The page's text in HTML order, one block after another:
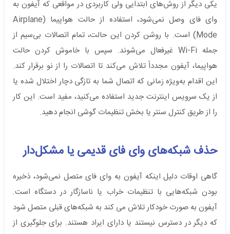
یکی دیگر از روش‌های ابتدایی ولی کاربردی در مواقعی که آیفون به
وای فای وصل نمی‌شود، استفاده از حالت هواپیما (Airplane
Mode) است. با روشن کردن این حالت، تمام اتصالات بی‌سیم از
جمله Wi-Fi غیرفعال می‌شوند. سپس با خاموش کردن حالت
هواپیما، آیفون مجدداً تلاش می‌کند تا اتصالات را از نو برقرار کند.
این اقدام به‌ویژه زمانی که اتصال شما به تازگی دچار اختلال شده یا
از یک سرویس اینترنت جدید استفاده می‌کنید، مفید است. این کار
را از طریق کنترل سنتر یا بخش تنظیمات گوشی انجام دهید.
حذف شبکه‌های وای فای قدیمی یا مشکل‌دار
گاهی اوقات دلیل اینکه آیفون به وای فای متصل نمی‌شود، ذخیره
بودن شبکه‌هایی با تنظیمات خراب یا ناسازگار در دستگاه است.
آیفون به صورت خودکار تلاش می کند به شبکه‌های قبلی متصل شود
که دیگر در دسترس نیستند یا دارای ایراد هستند. برای جلوگیری از